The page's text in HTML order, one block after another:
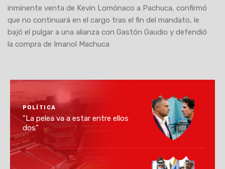
inminente venta de Kevin Lomónaco a Pachuca, confirmó
que no continuará en el cargo tras el fin del mandato, le
bajó el pulgar a una alianza con Gastón Gaudio y defendió
la compra de Imanol Machuca
POLÍTICA
"La pelea va a estar entre ellos
dos"